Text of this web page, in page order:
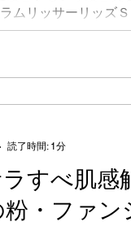
ラムリッサーリッズ
チノール高配合と
融合で、シワの溝
すべ肌感
・ファン
読了時間: 1分